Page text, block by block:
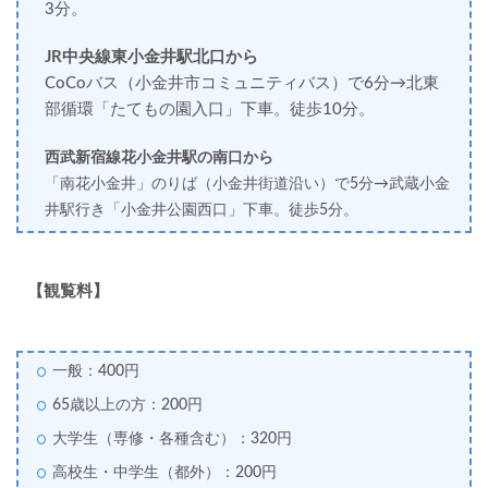
3分。
JR中央線東小金井駅北口から
CoCoバス（小金井市コミュニティバス）で6分→北東
部循環「たてもの園入口」下車。徒歩10分。
西武新宿線花小金井駅の南口から
「南花小金井」のりば（小金井街道沿い） で5分→武蔵小金
井駅行き「小金井公園西口」下車。徒歩5分。
【観覧料】
一般：400円
65歳以上の方：200円
大学生（専修・各種含む）：320円
高校生・中学生（都外）：200円